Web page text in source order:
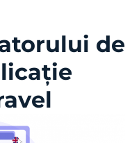
de